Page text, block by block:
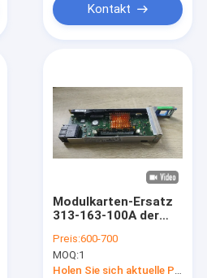
Kontakt
Modulkarten-Ersatz
313-163-100A der
01 des Gebiets-
NVRAM IO
Preis:600-700
MOQ:1
Holen Sie sich aktuelle Preis